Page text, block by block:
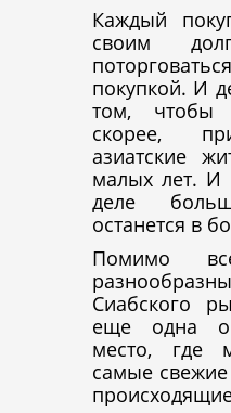
Каждый
своим
покупкой. И
том, чтобы
скорее,
азиатские
малых лет. И
деле
останется в
Помимо
Сиабского
еще одна
место, где
самые